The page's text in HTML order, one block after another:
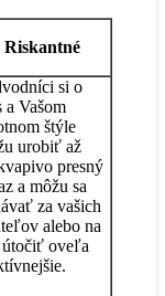
Riskantné
si o
a Vašom
štýle
urobiť až
presný
a môžu sa
za vašich
alebo na
útočiť oveľa